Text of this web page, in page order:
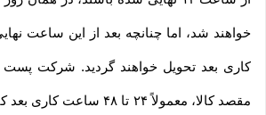
خواهند شد، اما چنانچه بعد از این ساعت
کاری بعد تحویل خواهند گردید. شرکت پست
مقصد کالا، معمولاً ۲۴ تا ۴۸